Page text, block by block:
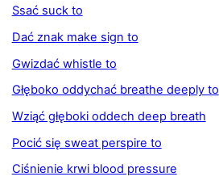
Ssać suck to
Dać znak make sign to
Gwizdać whistle to
Głęboko oddychać breathe deeply to
Wziąć głęboki oddech deep breath
Pocić się sweat perspire to
Ciśnienie krwi blood pressure